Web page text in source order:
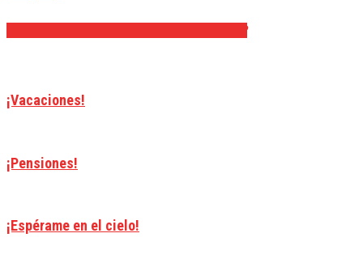
¡Vacaciones!
¡Pensiones!
¡Espérame en el cielo!